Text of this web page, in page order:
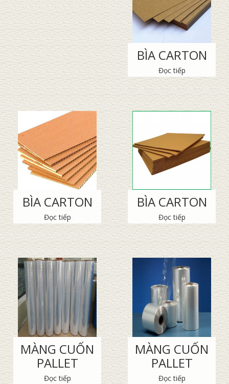
BÌA CARTON
Đọc tiếp
BÌA CARTON
Đọc tiếp
BÌA CARTON
Đọc tiếp
MÀNG CUỐN
PALLET
Đọc tiếp
MÀNG CUỐN
PALLET
Đọc tiếp